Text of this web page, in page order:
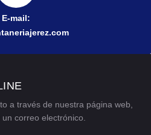
E-mail:
a través de nuestra página web,
correo electrónico.